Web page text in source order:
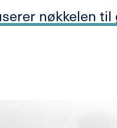
nøkkelen